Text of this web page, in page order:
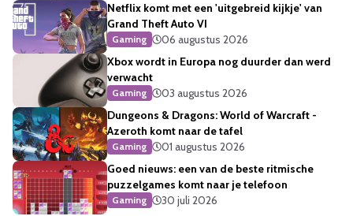
Netflix komt met een 'uitgebreid kijkje' van
Grand Theft Auto VI
Gaming
06 augustus 2026
Xbox wordt in Europa nog duurder dan werd
verwacht
Gaming
03 augustus 2026
Dungeons & Dragons: World of Warcraft -
Azeroth komt naar de tafel
Gaming
01 augustus 2026
Goed nieuws: een van de beste ritmische
puzzelgames komt naar je telefoon
Gaming 30 juli 2026